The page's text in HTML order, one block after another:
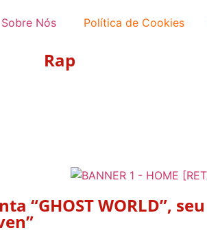
Sobre Nós Política de Cookies
Rap
“GHOST WORLD”,